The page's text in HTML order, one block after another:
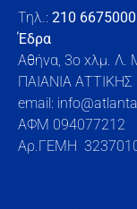
Τηλ.: 210 6675000
Έδρα
Αθήνα, 3o xλμ.
ΠΑΙΑΝΙΑ ΑΤΤΙΚΗΣ
email:
ΑΦΜ 094077212
Αρ.ΓΕΜΗ